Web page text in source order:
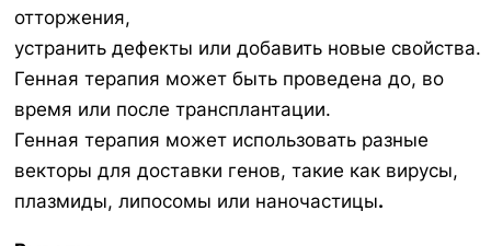
отторжения,
устранить дефекты или добавить новые свойства.
Генная терапия может быть проведена до, во
время или после трансплантации.
Генная терапия может использовать разные
векторы для доставки генов, такие как вирусы,
плазмиды, липосомы или наночастицы.